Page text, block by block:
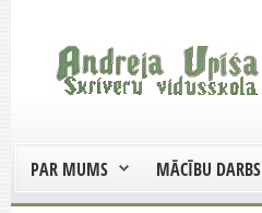
PAR MUMS MĀCĪBU DARBS